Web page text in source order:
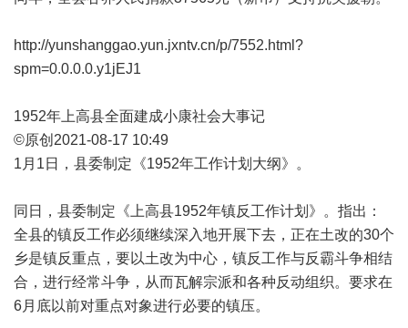
http://yunshanggao.yun.jxntv.cn/p/7552.html?
spm=0.0.0.0.y1jEJ1
1952年上高县全面建成小康社会大事记
©原创2021-08-17 10:49
1月1日，县委制定《1952年工作计划大纲》。
同日，县委制定《上高县1952年镇反工作计划》。指出：
全县的镇反工作必须继续深入地开展下去，正在土改的30个
乡是镇反重点，要以土改为中心，镇反工作与反霸斗争相结
合，进行经常斗争，从而瓦解宗派和各种反动组织。要求在
6月底以前对重点对象进行必要的镇压。